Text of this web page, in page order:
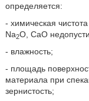
определяется:
- химическая
Na2О, СаО
- влажность;
- площадь
материала при
зернистость;